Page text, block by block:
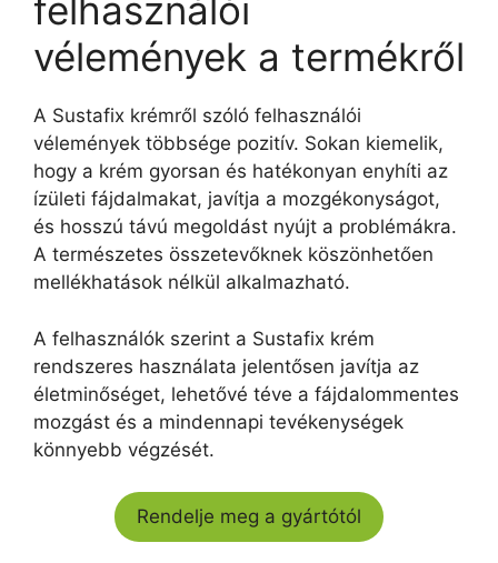
felhasználói
vélemények a termékről
A Sustafix krémről szóló felhasználói
vélemények többsége pozitív. Sokan kiemelik,
hogy a krém gyorsan és hatékonyan enyhíti az
ízületi fájdalmakat, javítja a mozgékonyságot,
és hosszú távú megoldást nyújt a problémákra.
A természetes összetevőknek köszönhetően
mellékhatások nélkül alkalmazható.
A felhasználók szerint a Sustafix krém
rendszeres használata jelentősen javítja az
életminőséget, lehetővé téve a fájdalommentes
mozgást és a mindennapi tevékenységek
könnyebb végzését.
Rendelje meg a gyártótól